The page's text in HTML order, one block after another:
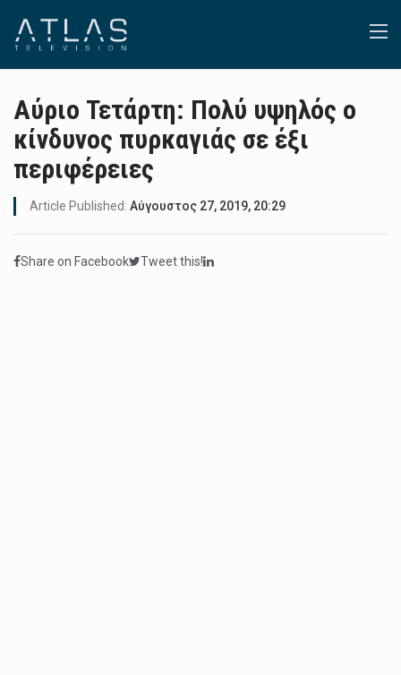
Αύριο Τετάρτη: Πολύ υψηλός ο
κίνδυνος πυρκαγιάς σε έξι
περιφέρειες
Article Published: Αύγουστος 27, 2019, 20:29
Share on Facebook Tweet this!